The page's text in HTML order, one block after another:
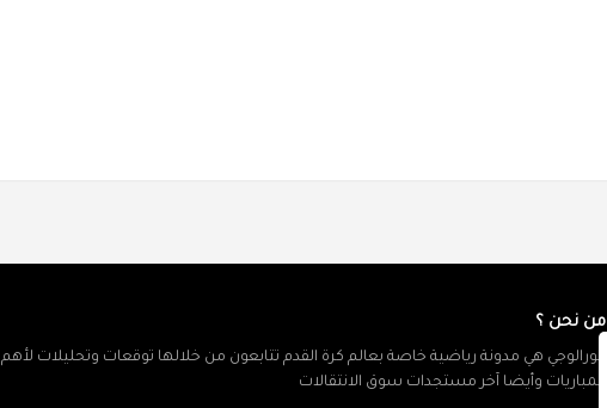
من نحن ؟
كورالوجي هي مدونة رياضية خاصة بعالم كرة القدم تتابعون من خلالها توقعات وتحليلات لأهم
المباريات وأيضا آخر مستجدات سوق الانتقالات